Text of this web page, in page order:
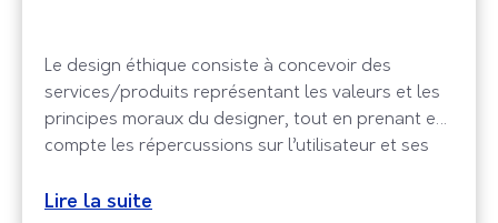
Le design éthique consiste à concevoir des
services/produits représentant les valeurs et les
principes moraux du designer, tout en prenant en
compte les répercussions sur l’utilisateur et ses
Lire la suite